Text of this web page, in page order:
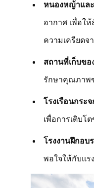
หนองหญ้าและ
อากาศ เพื่อให้
ความเครียดจ
สถานที่เก็บขอ
รักษาคุณภาพ
โรงเรือนกระจ
เพื่อการเติบโ
โรงงานฝึกอบ
พอใจให้กับแร